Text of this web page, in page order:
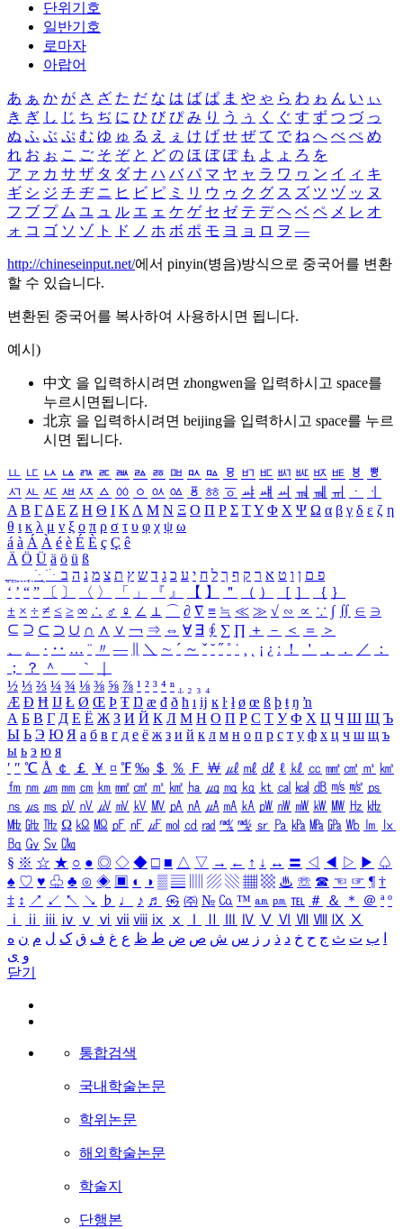
단위기호
일반기호
로마자
아랍어
あ ぁ か が さ ざ た だ な は ば ぱ ま や ゃ ら わ ゎ ん い ぃ
き ぎ し じ ち ぢ に ひ び ぴ み り う ぅ く ぐ す ず つ づ っ
ぬ ふ ぶ ぷ む ゆ ゅ る え ぇ け げ せ ぜ て で ね へ べ ぺ め
れ お ぉ こ ご そ ぞ と ど の ほ ぼ ぽ も よ ょ ろ を
ア ァ カ サ ザ タ ダ ナ ハ バ パ マ ヤ ャ ラ ワ ヮ ン イ ィ キ
ギ シ ジ チ ヂ ニ ヒ ビ ピ ミ リ ウ ゥ ク グ ス ズ ツ ヅ ッ ヌ
フ ブ プ ム ユ ュ ル エ ェ ケ ゲ セ ゼ テ デ ヘ ベ ペ メ レ オ
ォ コ ゴ ソ ゾ ト ド ノ ホ ボ ポ モ ヨ ョ ロ ヲ ―
http://chineseinput.net/에서 pinyin(병음)방식으로 중국어를 변환
할 수 있습니다.
변환된 중국어를 복사하여 사용하시면 됩니다.
예시)
中文 을 입력하시려면 zhongwen을 입력하시고 space를
누르시면됩니다.
北京 을 입력하시려면 beijing을 입력하시고 space를 누르
시면 됩니다.
ㅥ ㅦ ㅧ ㅨ ㅩ ㅪ ㅫ ㅬ ㅭ ㅮ ㅯ ㅰ ㅱ ㅲ ㅳ ㅴ ㅵ ㅶ ㅷ ㅸ
ㅹ
ㅺ ㅻ ㅼ ㅽ ㅾ ㅿ ㆀ ㆁ ㆂ ㆃ ㆄ ㆅ ㆆ ㆇ ㆈ ㆉ ㆊ ㆋ ㆌ ㆍ
ㆎ
Α Β ΓΔ Ε Ζ Η Θ Ι ΚΛ Μ Ν Ξ Ο Π Ρ Σ ΤΥ Φ Χ Ψ Ω α β γ δ ε ζ η
θ ι κ λ μ ν ξ ο π ρ σ τ υ φ χ ψ ω
á à Á À é è É È ç Ç ê
Ä Ö Ü ä ö ü ß
ִֶֹ ֻּ ׁׂ פ ם ן ו ט א ר ק ף ך ל ח י ע כ ג ד ש ץ ת צ מ נ ה ב
‘ ’ “ ” 〔 〕 〈 〉 「 」 『 』 【 】 ＂ （ ） ［ ］ ｛ ｝
± × ÷ ≠ ≤ ≥ ∞ ∴ ♂ ♀ ∠ ⊥ ⌒ ∂ ∇ ≡ ≒ ≪ ≫ √ ∽ ∝ ∵ ∫ ∬ ∈ ∋
⊆ ⊇ ⊂ ⊃ ∪ ∩ ∧ ∨ ￢ ⇒ ⇔ ∀ ∃ ∮ ∑ ∏ ＋ － ＜ ＝
＞
、
。 · ‥ … ¨ 〃 ― ＼ ∼ ´ ～ ˇ ˘ ˝ ˚ ˙ ¸ ¡ ¿ ː ！ ＇ ， ． ／
：
；
？ ＾ ｀
½ ⅓ ⅔ ¼ ¾ ⅛ ⅜ ⅝ ⅞ ¹ ² ³ ⁴ ⁿ ₁ ₂ ₃ ₄
Æ Ð Ħ Ĳ Ł Ø Œ Þ Ŧ Ŋ æ đ ð ħ ı ĳ ĸ ŀ ł ø œ ß þ ŧ ŋ ŉ
А Б В Г Д Е Ё Ж З И Й К Л М Н О П Р С Т У Ф Х Ц Ч Ш Щ Ъ
Ы Ь Э Ю Я а б в г д е ё ж з и й к л м н о п р с т у ф х ц ч ш щ ъ
ы ь э ю я
′ ″ ℃ Å ￠ ￡ ￥ ¤ ℉ ‰ ＄ ％ Ｆ ￦ ㎕ ㎖ ㎗ ℓ ㎘ ㏄ ㎣ ㎤ ㎥ ㎦
㎙ ㎚ ㎛ ㎜ ㎝ ㎞ ㎟ ㎠ ㎡ ㎢ ㏊ ㎍ ㎎ ㎏ ㏏ ㎈ ㎉ ㏈ ㎧ ㎨ ㎰
㎱ ㎲ ㎳ ㎴ ㎵ ㎶ ㎷ ㎸ ㎹ ㎀ ㎁ ㎂ ㎃ ㎄ ㎺ ㎻ ㎽ ㎾ ㎿ ㎐ ㎑
㎒ ㎓ ㎔ Ω ㏀ ㏁ ㎊ ㎋ ㎌ ㏖ ㏅ ㎭ ㎮ ㎯ ㏛ ㎩ ㎪ ㎫ ㎬ ㏝ ㏐
㏓
㏃ ㏉ ㏜ ㏆
§ ※ ☆ ★ ○ ● ◎ ◇ ◆ □ ■ △ ▽ → ← ↑ ↓ ↔ 〓 ◁ ◀ ▷ ▶ ♤
♠ ♡ ♥ ♧ ♣ ⊙ ◈ ▣ ◐ ◑ ▒ ▤ ▨ ▧ ▦ ▩ ♨ ☏ ☎ ☜ ☞ ¶ †
‡ ↕ ↗ ↙ ↖ ↘ ♭ ♩ ♪ ♬ ㉿ ㈜ № ㏇ ™ ㏂ ㏘ ℡ ＃ ＆ ＊ ＠ ª º
ⅰ
ⅱ ⅲ ⅳ ⅴ ⅵ ⅶ ⅷ ⅸ ⅹ Ⅳ Ⅴ Ⅵ Ⅶ Ⅷ Ⅸ Ⅹ
ب ت ث ج ح خ د ذ ر ز س ش ص ض ط ظ ع غ ف ق ک ل م ن ه
و ی
닫기
통합검색
국내학술논문
학위논문
해외학술논문
학술지
단행본